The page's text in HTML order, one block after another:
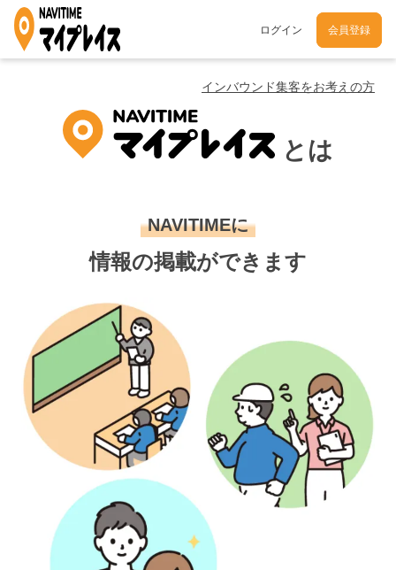
ログイン 会員登録
インバウンド集客をお考えの方
とは
NAVITIMEに
情報の掲載ができます